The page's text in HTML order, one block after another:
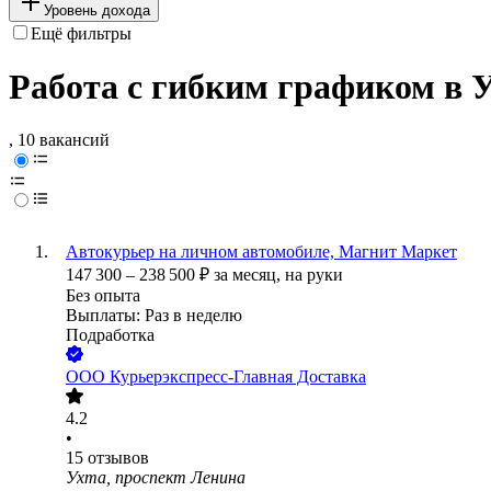
Уровень дохода
Ещё фильтры
Работа с гибким графиком в
, 10 вакансий
Автокурьер на личном автомобиле, Магнит Маркет
147 300 – 238 500 ₽ за месяц, на руки
Без опыта
Выплаты: Раз в неделю
Подработка
ООО Курьерэкспресс-Главная Доставка
4.2
•
15 отзывов
Ухта, проспект Ленина